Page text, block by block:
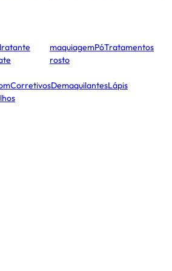
CorretivosDemaquilantesLápis
maquiagemPóTratamentos
rosto